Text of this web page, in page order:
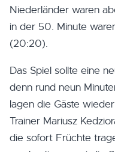
Niederländer waren
in der 50. Minute
(20:20).
Das Spiel sollte eine
denn rund neun
lagen die Gäste
Trainer Mariusz
die sofort Früchte